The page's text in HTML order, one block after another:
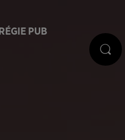
RÉGIE PUB